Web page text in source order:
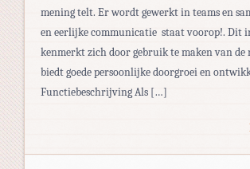
mening telt. Er wordt gewerkt in teams en
en eerlijke communicatie staat voorop!. Dit
kenmerkt zich door gebruik te maken van de
biedt goede persoonlijke doorgroei en
Functiebeschrijving Als […]